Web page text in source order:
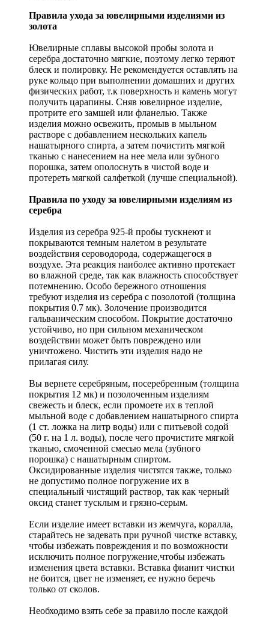
Правила ухода за ювелирными изделиями из
золота
Ювелирные сплавы высокой пробы золота и
серебра достаточно мягкие, поэтому легко теряют
блеск и полировку. Не рекомендуется оставлять на
руке кольцо при выполнении домашних и других
физических работ, т.к поверхность и камень могут
получить царапины. Сняв ювелирное изделие,
протрите его замшей или фланелью. Также
изделия можно освежить, промыв в мыльном
растворе с добавлением нескольких капель
нашатырного спирта, а затем почистить мягкой
тканью с нанесением на нее мела или зубного
порошка, затем ополоснуть в чистой воде и
протереть мягкой салфеткой (лучше специальной).
Правила по уходу за ювелирными изделиям из
серебра
Изделия из серебра 925-й пробы тускнеют и
покрываются темным налетом в результате
воздействия сероводорода, содержащегося в
воздухе. Эта реакция наиболее активно протекает
во влажной среде, так как влажность способствует
потемнению. Особо бережного отношения
требуют изделия из серебра с позолотой (толщина
покрытия 0.7 мк). Золочение производится
гальваническим способом. Покрытие достаточно
устойчиво, но при сильном механическом
воздействии может быть повреждено или
уничтожено. Чистить эти изделия надо не
прилагая силу.
Вы вернете серебряным, посеребренным (толщина
покрытия 12 мк) и позолоченным изделиям
свежесть и блеск, если промоете их в теплой
мыльной воде с добавлением нашатырного спирта
(1 ст. ложка на литр воды) или с питьевой содой
(50 г. на 1 л. воды), после чего прочистите мягкой
тканью, смоченной смесью мела (зубного
порошка) с нашатырным спиртом.
Оксидированные изделия чистятся также, только
не допустимо полное погружение их в
специальный чистящий раствор, так как черный
оксид станет тусклым и грязно-серым.
Если изделие имеет вставки из жемчуга, коралла,
старайтесь не задевать при ручной чистке вставку,
чтобы избежать повреждения и по возможности
исключить полное погружение,чтобы избежать
изменения цвета вставки. Вставка фианит чистки
не боится, цвет не изменяет, ее нужно беречь
только от сколов.
Необходимо взять себе за правило после каждой